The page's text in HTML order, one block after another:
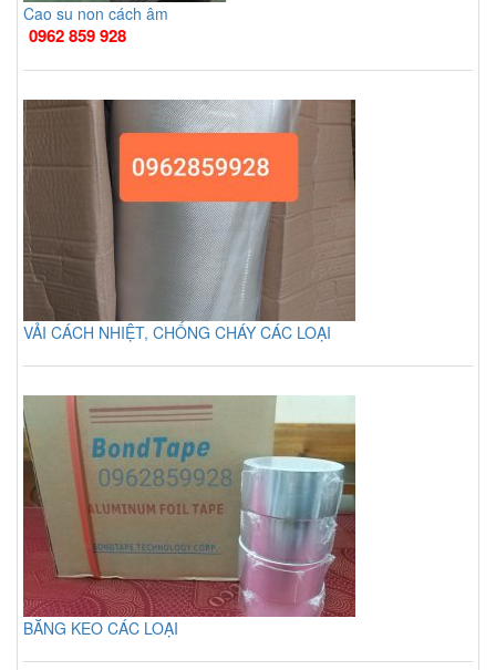
Cao su non cách âm
0962 859 928
VẢI CÁCH NHIỆT, CHỐNG CHÁY CÁC LOẠI
BĂNG KEO CÁC LOẠI